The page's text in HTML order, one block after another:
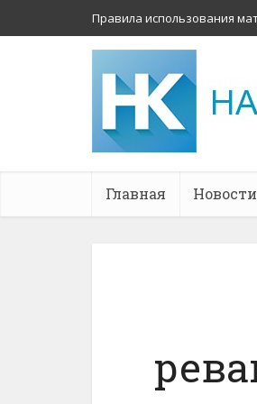
Правила использования
Главная Новости